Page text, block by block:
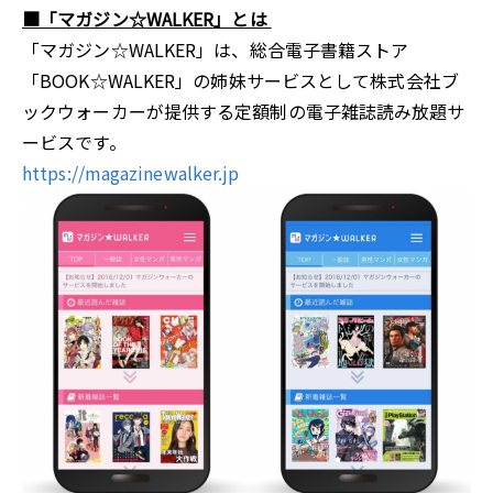
■「マガジン☆WALKER」とは
「マガジン☆WALKER」は、総合電子書籍ストア
「BOOK☆WALKER」の姉妹サービスとして株式会社ブ
ックウォーカーが提供する定額制の電子雑誌読み放題サ
ービスです。
https://magazinewalker.jp